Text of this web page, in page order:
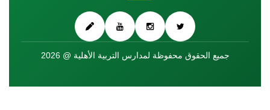
جميع الحقوق محفوظة لمدارس التربية الأهلية @ 2026